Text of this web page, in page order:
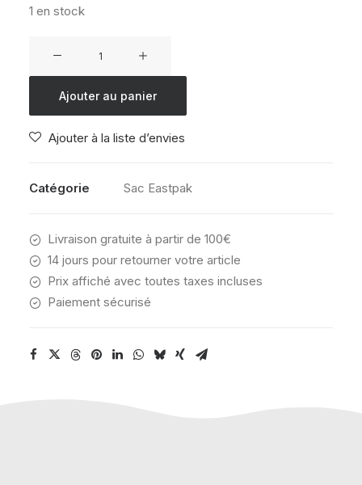
1 en stock
TERRA
Ajouter au panier
Ajouter à la liste d’envies
Catégorie Sac Eastpak
Livraison gratuite à partir de 100€
14 jours pour retourner votre article
Prix affiché avec toutes taxes incluses
Paiement sécurisé